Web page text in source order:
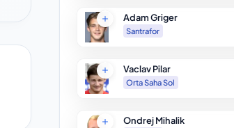
Adam Griger
Santrafor
Vaclav Pilar
Orta Saha Sol
Ondrej Mihalik